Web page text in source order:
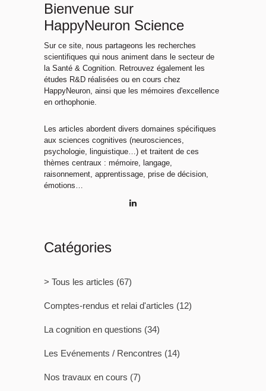
Bienvenue sur
HappyNeuron Science
Sur ce site, nous partageons les recherches
scientifiques qui nous animent dans le secteur de
la Santé & Cognition. Retrouvez également les
études R&D réalisées ou en cours chez
HappyNeuron, ainsi que les mémoires d'excellence
en orthophonie.
Les articles abordent divers domaines spécifiques
aux sciences cognitives (neurosciences,
psychologie, linguistique…) et traitent de ces
thèmes centraux : mémoire, langage,
raisonnement, apprentissage, prise de décision,
émotions…
Catégories
> Tous les articles (67)
Comptes-rendus et relai d'articles (12)
La cognition en questions (34)
Les Evénements / Rencontres (14)
Nos travaux en cours (7)